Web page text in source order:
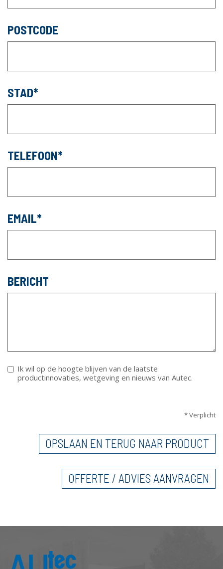
POSTCODE
STAD
TELEFOON
EMAIL
BERICHT
Ik wil op de hoogte blijven van de laatste
productinnovaties, wetgeving en nieuws van Autec.
* Verplicht
OPSLAAN EN TERUG NAAR PRODUCT
OFFERTE / ADVIES AANVRAGEN